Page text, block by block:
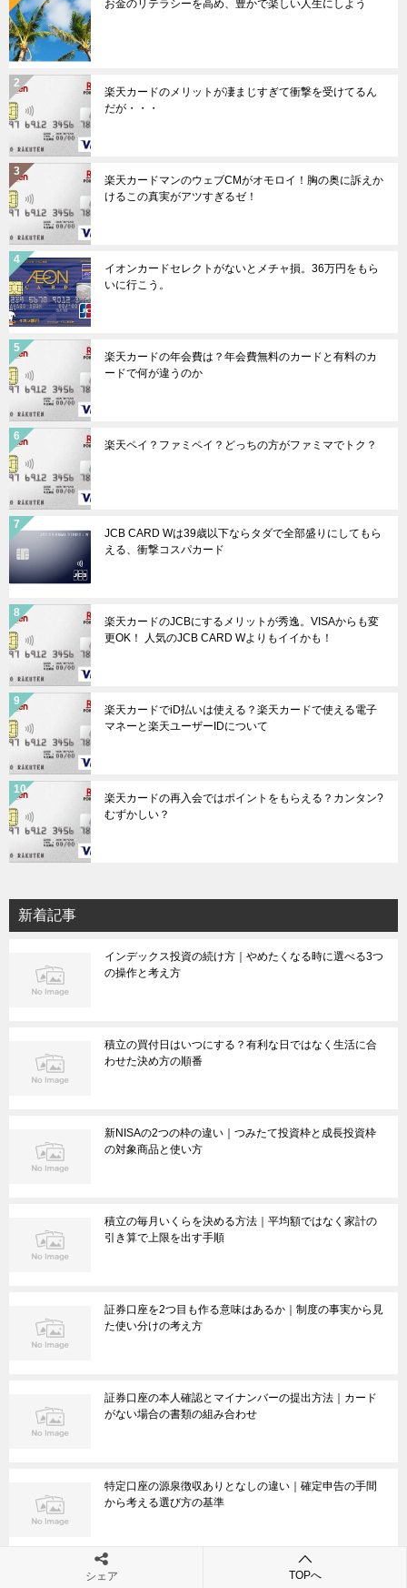
シ
ョ
ン
お金のリテラシーを高め、豊かで楽しい人生にしよう
楽天カードのメリットが凄まじすぎて衝撃を受けてるん
だが・・・
楽天カードマンのウェブCMがオモロイ！胸の奥に訴えか
けるこの真実がアツすぎるゼ！
イオンカードセレクトがないとメチャ損。36万円をもら
いに行こう。
楽天カードの年会費は？年会費無料のカードと有料のカ
ードで何が違うのか
楽天ペイ？ファミペイ？どっちの方がファミマでトク？
JCB CARD Wは39歳以下ならタダで全部盛りにしてもら
える、衝撃コスパカード
楽天カードのJCBにするメリットが秀逸。VISAからも変
更OK！ 人気のJCB CARD Wよりもイイかも！
楽天カードでiD払いは使える？楽天カードで使える電子
マネーと楽天ユーザーIDについて
楽天カードの再入会ではポイントをもらえる？カンタン?
むずかしい？
新着記事
インデックス投資の続け方｜やめたくなる時に選べる3つ
の操作と考え方
積立の買付日はいつにする？有利な日ではなく生活に合
わせた決め方の順番
新NISAの2つの枠の違い｜つみたて投資枠と成長投資枠
の対象商品と使い方
積立の毎月いくらを決める方法｜平均額ではなく家計の
引き算で上限を出す手順
証券口座を2つ目も作る意味はあるか｜制度の事実から見
た使い分けの考え方
証券口座の本人確認とマイナンバーの提出方法｜カード
がない場合の書類の組み合わせ
特定口座の源泉徴収ありとなしの違い｜確定申告の手間
から考える選び方の基準
看護師の転職サイトはなぜ無料か｜法律と手数料の仕組
シェア TOPへ